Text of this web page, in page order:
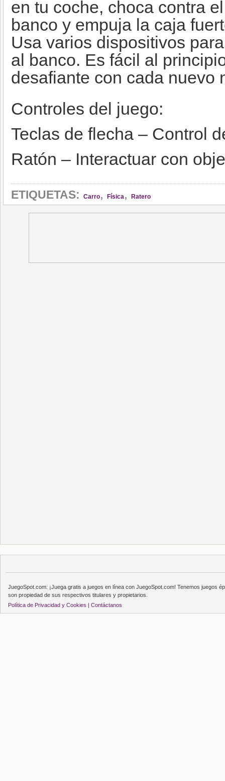
en tu coche, choca contra
banco y empuja la caja
Usa varios dispositivos
al banco. Es fácil al
desafiante con cada nuevo
Controles del juego:
Teclas de flecha – Control
Ratón – Interactuar con
ETIQUETAS: Carro, Física, Ratero
JuegoSpot.com: ¡Juega gratis a juegos en línea con JuegoSpot.com! Tenemos juegos
son propiedad de sus respectivos titulares y propietarios.
Política de Privacidad y Cookies | Contáctanos